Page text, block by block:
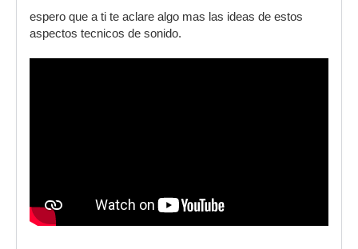
espero que a ti te aclare algo mas las ideas de estos
aspectos tecnicos de sonido.